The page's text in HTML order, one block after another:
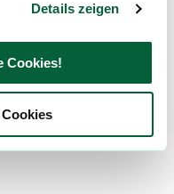
Details zeigen
Cookies!